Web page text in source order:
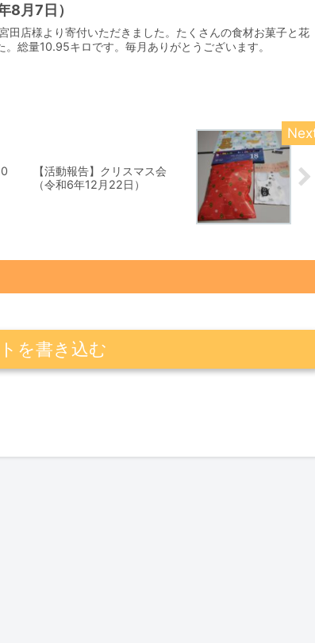
8月7日）
田店様より寄付いただきました。たくさんの食材お菓子と花
。総量10.95キロです。毎月ありがとうございます。
【活動報告】クリスマス会
（令和6年12月22日）
を書き込む